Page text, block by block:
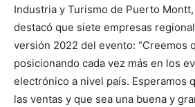
Industria y Turismo de Puerto Montt,
destacó que siete empresas
versión 2022 del evento: “Creemos
posicionando cada vez más en los
electrónico a nivel país. Esperamos
las ventas y que sea una buena y